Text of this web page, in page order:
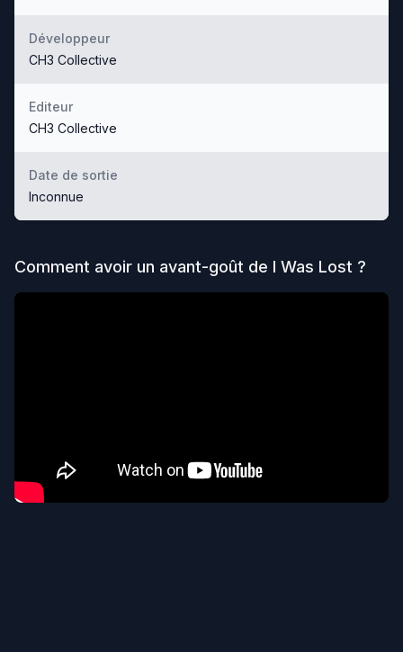
Développeur
CH3 Collective
Editeur
CH3 Collective
Date de sortie
Inconnue
Comment avoir un avant-goût de I Was Lost ?